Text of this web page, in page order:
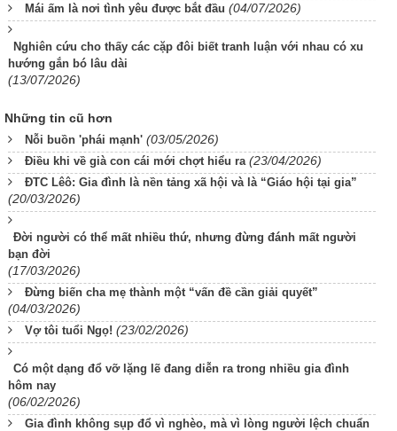
Mái ấm là nơi tình yêu được bắt đầu (04/07/2026)
Nghiên cứu cho thấy các cặp đôi biết tranh luận với nhau có xu
hướng gắn bó lâu dài
(13/07/2026)
Những tin cũ hơn
Nỗi buồn 'phái mạnh' (03/05/2026)
Điều khi về già con cái mới chợt hiểu ra (23/04/2026)
ĐTC Lêô: Gia đình là nền tảng xã hội và là “Giáo hội tại gia”
(20/03/2026)
Đời người có thể mất nhiều thứ, nhưng đừng đánh mất người
bạn đời
(17/03/2026)
Đừng biến cha mẹ thành một “vấn đề cần giải quyết”
(04/03/2026)
Vợ tôi tuổi Ngọ! (23/02/2026)
Có một dạng đổ vỡ lặng lẽ đang diễn ra trong nhiều gia đình
hôm nay
(06/02/2026)
Gia đình không sụp đổ vì nghèo, mà vì lòng người lệch chuẩn